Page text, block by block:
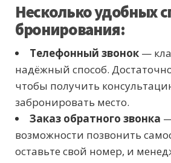
Несколько удобных
бронирования:
Телефонный звонок —
надёжный способ.
чтобы получить
забронировать место.
Заказ обратного звонка
возможности позвонить
оставьте свой номер, и